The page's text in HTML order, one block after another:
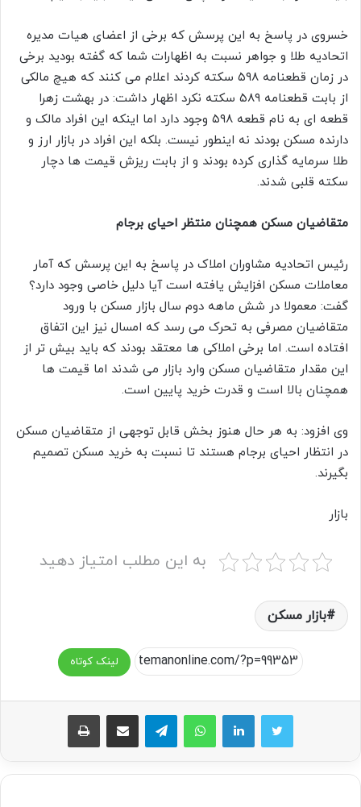
خسروی در پاسخ به این پرسش که برخی از اعضای هیات مدیره
اتحادیه طلا و جواهر نسبت به اظهارات شما که گفته بودید برخی
در زمان قطعنامه ۵۹۸ سکته کردند اعلام می کنند که هیچ مالکی
از بابت قطعنامه ۵۸۹ سکته نکرد اظهار داشت: در بهشت زهرا
قطعه ای به نام قطعه ۵۹۸ وجود دارد اما اینکه این افراد مالک و
دارنده مسکن بودند نه اینطور نیست. بلکه این افراد در بازار ارز و
طلا سرمایه گذاری کرده بودند و از بابت ریزش قیمت ها دچار
سکته قلبی شدند.
متقاضیان مسکن همچنان منتظر احیای برجام
رئیس اتحادیه مشاوران املاک در پاسخ به این پرسش که آمار
معاملات مسکن افزایش یافته است آیا دلیل خاصی وجود دارد؟
گفت: معمولا در شش ماهه دوم سال بازار مسکن با ورود
متقاضیان مصرفی به تحرک می رسد که امسال نیز این اتفاق
افتاده است. اما برخی املاکی ها معتقد بودند که باید بیش تر از
این مقدار متقاضیان مسکن وارد بازار می شدند اما قیمت ها
همچنان بالا است و قدرت خرید پایین است.
وی افزود: به هر حال هنوز بخش قابل توجهی از متقاضیان مسکن
در انتظار احیای برجام هستند تا نسبت به خرید مسکن تصمیم
بگیرند.
بازار
به این مطلب امتیاز دهید
بازار مسکن
لینک کوتاه
واتس آپ تلگرام اشتراک گذاری از طریق ایمیل چاپ